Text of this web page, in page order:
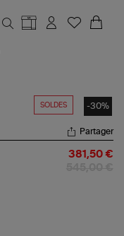
SOLDES -30%
Partager
381,50 €